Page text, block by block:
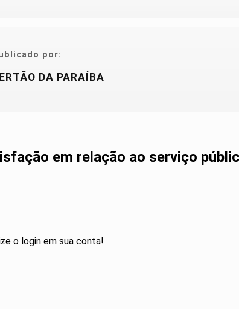
por:
DA PARAÍBA
em relação ao serviço
o login em sua conta!